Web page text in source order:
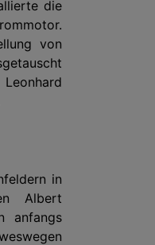
die
von
in
Albert
anfangs